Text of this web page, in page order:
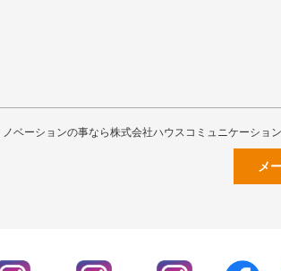
ベーションの事なら株式会社ハウスコミュニケーション
メ